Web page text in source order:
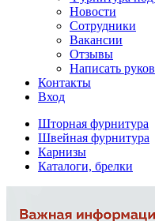
Новости
Сотрудники
Вакансии
Отзывы
Написать
Контакты
Вход
Шторная фурнитура
Швейная фурнитура
Карнизы
Каталоги, брелки